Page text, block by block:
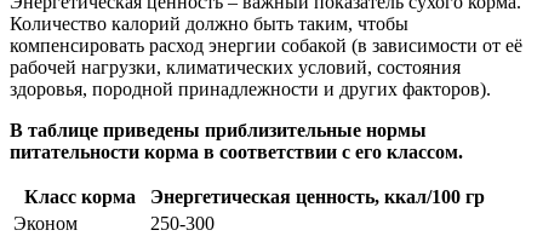
Количество калорий должно быть таким, чтобы
компенсировать расход энергии собакой (в зависимости от её
рабочей нагрузки, климатических условий, состояния
здоровья, породной принадлежности и других факторов).
В таблице приведены приблизительные нормы
питательности корма в соответствии с его классом.
Класс корма
Энергетическая ценность, ккал/100 гр
Эконом
250-300